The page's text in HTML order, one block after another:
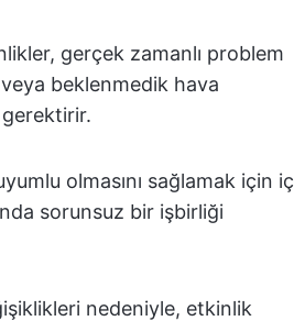
gerçek zamanlı problem
beklenmedik hava
olmasını sağlamak için iç
sorunsuz bir işbirliği
nedeniyle, etkinlik